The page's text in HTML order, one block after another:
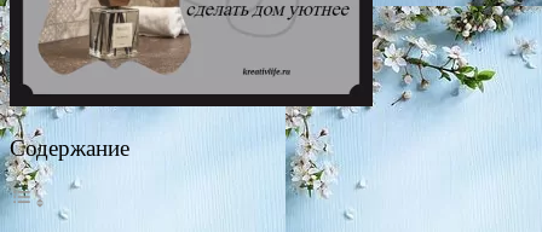
Содержание